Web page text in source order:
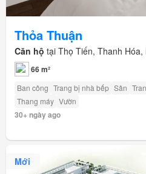
Thỏa Thuận
Căn hộ tại Thọ Tiến, Thanh Hóa,
66 m²
Ban công Trang bị nhà bếp Sân
Thang máy Vườn
30+ ngày ago
Mới